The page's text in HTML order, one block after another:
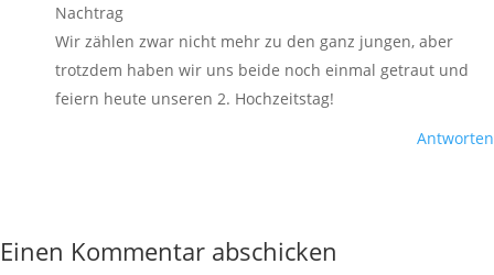
Nachtrag
Wir zählen zwar nicht mehr zu den ganz jungen, aber
trotzdem haben wir uns beide noch einmal getraut und
feiern heute unseren 2. Hochzeitstag!
Antworten
Einen Kommentar abschicken